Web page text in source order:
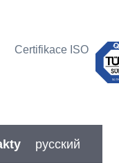
Certifikace ISO
русский